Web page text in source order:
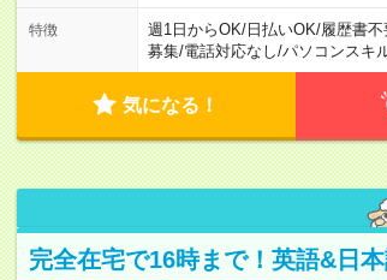
特徴 週1日からOK/日払いOK/履歴書不
募集/電話対応なし/パソコンスキ
気になる！
完全在宅で16時まで！英語&日